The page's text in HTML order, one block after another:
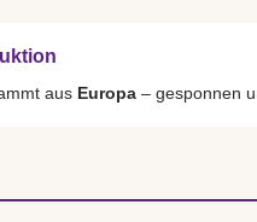
aus Europa – gesponnen